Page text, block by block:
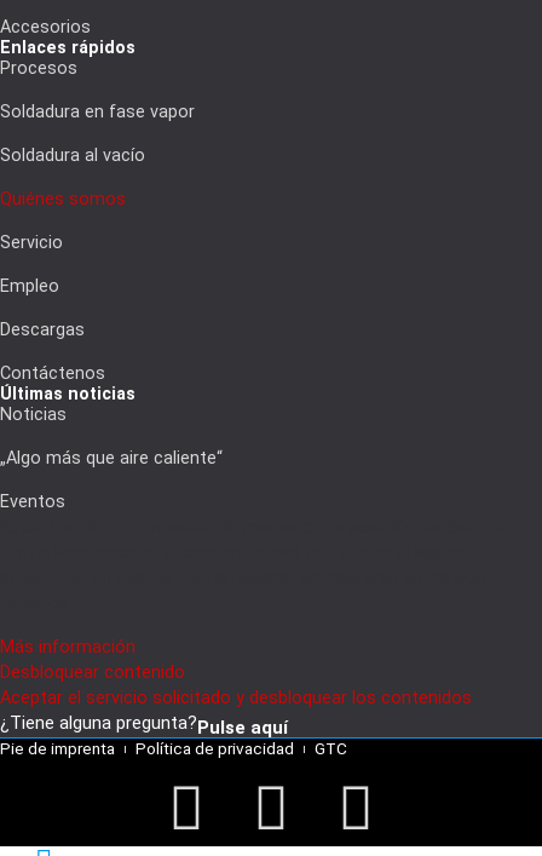
Accesorios
Enlaces rápidos
Procesos
Soldadura en fase vapor
Soldadura al vacío
Quiénes somos
Servicio
Empleo
Descargas
Contáctenos
Últimas noticias
Noticias
„Algo más que aire caliente“
Eventos
Más información
Desbloquear contenido
Aceptar el servicio solicitado y desbloquear los contenidos
¿Tiene alguna pregunta?Pulse aquí
Pie de imprenta Política de privacidad GTC